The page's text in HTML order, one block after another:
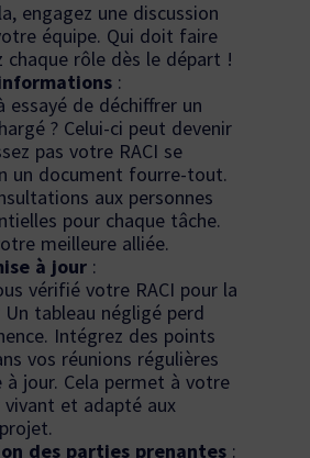
engagez une discussion
équipe. Qui doit faire
chaque rôle dès le départ !
:
essayé de déchiffrer un
? Celui-ci peut devenir
pas votre RACI se
un document fourre-tout.
aux personnes
pour chaque tâche.
meilleure alliée.
à jour :
vérifié votre RACI pour la
tableau négligé perd
Intégrez des points
vos réunions régulières
jour. Cela permet à votre
et adapté aux
des parties prenantes :